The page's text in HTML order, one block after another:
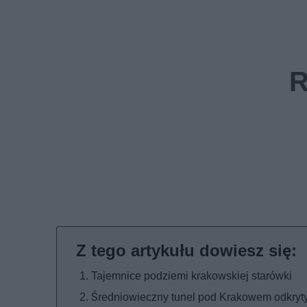
Tajemnice podziemi krakowskiej starówki
Średniowieczny tunel pod Krakowem